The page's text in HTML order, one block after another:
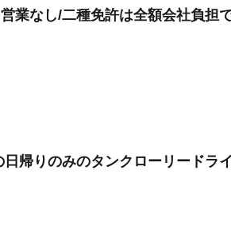
業なし/二種免許は全額会社負担
帰りのみのタンクローリードラ